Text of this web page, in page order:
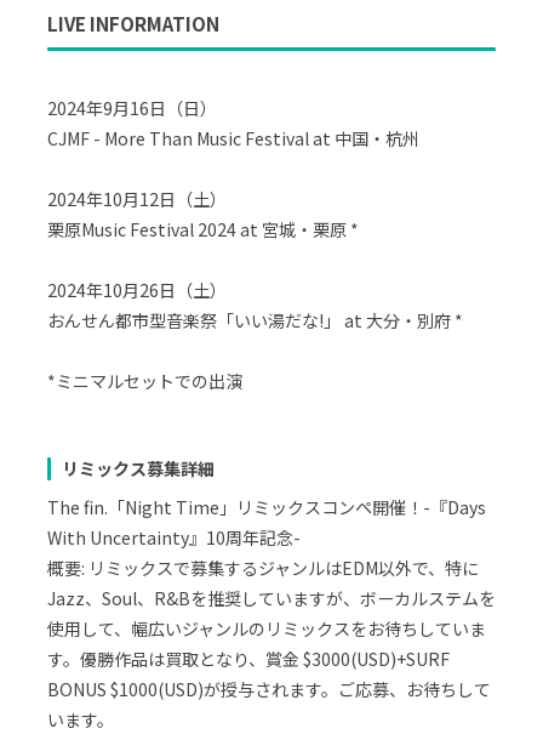
LIVE INFORMATION
2024年9月16日（日）
CJMF - More Than Music Festival at 中国・杭州
2024年10月12日（土）
栗原Music Festival 2024 at 宮城・栗原 *
2024年10月26日（土）
おんせん都市型音楽祭「いい湯だな!」 at 大分・別府 *
*ミニマルセットでの出演
リミックス募集詳細
The fin.「Night Time」リミックスコンペ開催！-『Days
With Uncertainty』10周年記念-
概要: リミックスで募集するジャンルはEDM以外で、特に
Jazz、Soul、R&Bを推奨していますが、ボーカルステムを
使用して、幅広いジャンルのリミックスをお待ちしていま
す。優勝作品は買取となり、賞金 $3000(USD)+SURF
BONUS $1000(USD)が授与されます。ご応募、お待ちして
います。